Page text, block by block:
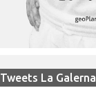
Tweets La Galerna